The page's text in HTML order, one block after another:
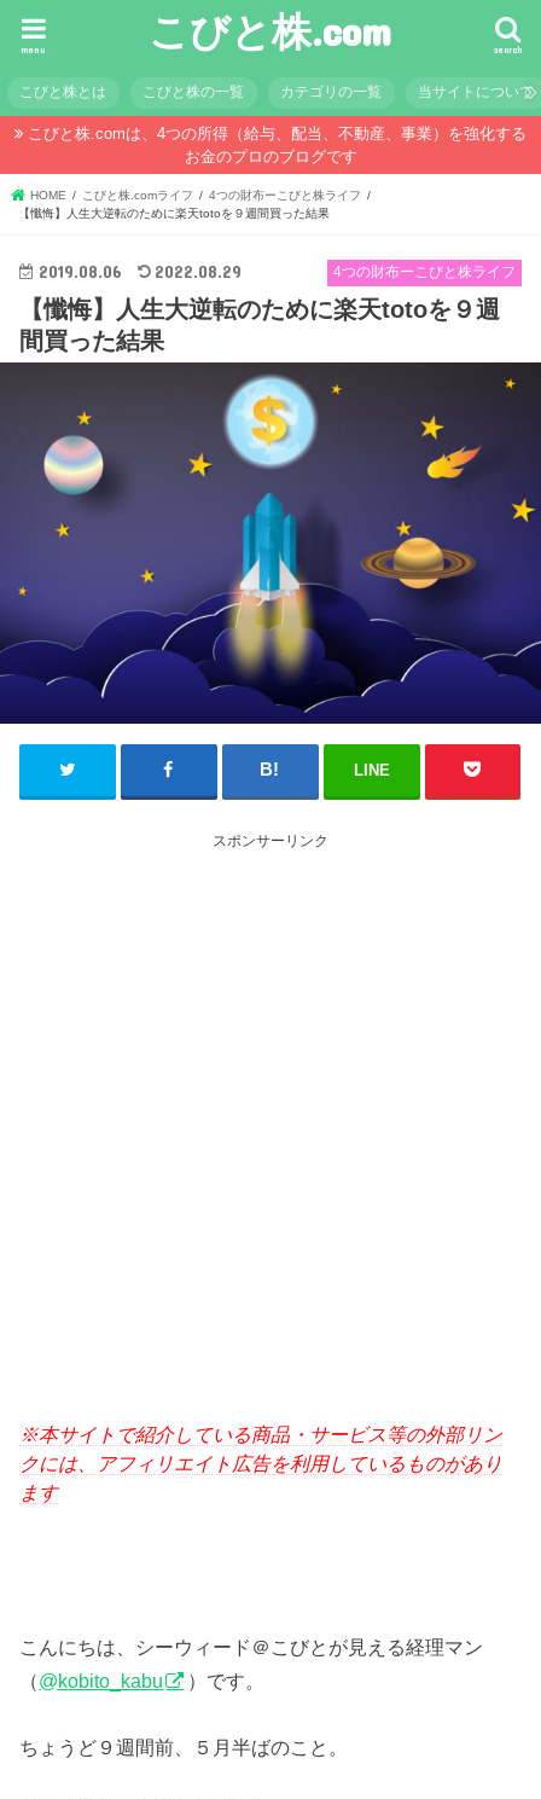
こびと株.com search
menu
こびと株とは こびと株の一覧 カテゴリの一覧 当サイトについて
こびと株.comは、4つの所得（給与、配当、不動産、事業）を強化する
お金のプロのブログです
HOME こびと株.comライフ
4つの財布ーこびと株ライフ
【懺悔】人生大逆転のために楽天totoを９週間買った結果
4つの財布ーこびと株ライフ
2019.08.06 2022.08.29
【懺悔】人生大逆転のために楽天totoを９週
間買った結果
LINE
スポンサーリンク
※本サイトで紹介している商品・サービス等の外部リン
クには、アフィリエイト広告を利用しているものがあり
ます
こんにちは、シーウィード＠こびとが見える経理マン
（@kobito_kabu ）です。
ちょうど９週間前、５月半ばのこと。